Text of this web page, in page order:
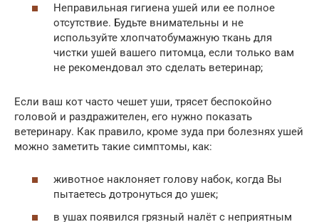
Неправильная гигиена ушей или ее полное
отсутствие. Будьте внимательны и не
используйте хлопчатобумажную ткань для
чистки ушей вашего питомца, если только вам
не рекомендовал это сделать ветеринар;
Если ваш кот часто чешет уши, трясет беспокойно
головой и раздражителен, его нужно показать
ветеринару. Как правило, кроме зуда при болезнях ушей
можно заметить такие симптомы, как:
животное наклоняет голову набок, когда Вы
пытаетесь дотронуться до ушек;
в ушах появился грязный налёт с неприятным